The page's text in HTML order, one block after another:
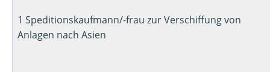
1 Speditionskaufmann/-frau zur Verschiffung von
Anlagen nach Asien